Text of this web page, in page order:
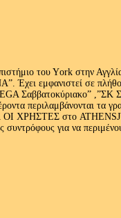
του Υork στην
Έχει εμφανιστεί σε
,”ΣΚ
περιλαμβάνονται τα
ΟΙ ΧΡΗΣΤΕΣ στο
για να